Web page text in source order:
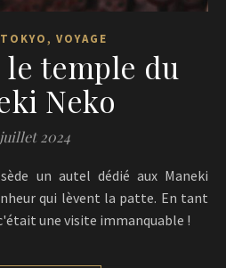
TOKYO , VOYAGE
temple du
Neko
juillet 2024
qui lèvent la patte. En tant
une visite immanquable !